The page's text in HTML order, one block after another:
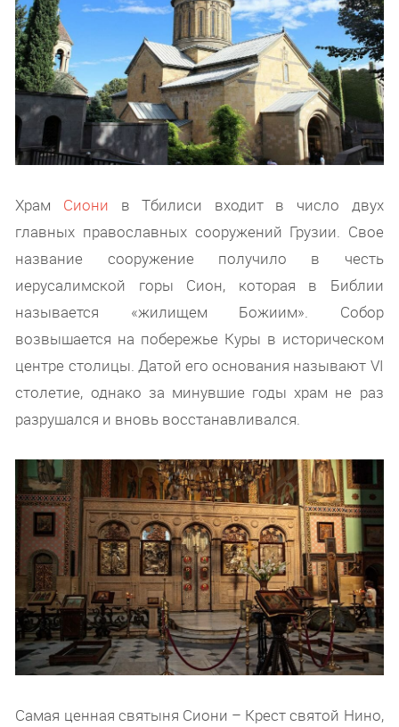
Храм Сиони в Тбилиси входит в число двух
главных православных сооружений Грузии. Свое
название сооружение получило в честь
иерусалимской горы Сион, которая в Библии
называется «жилищем Божиим». Собор
возвышается на побережье Куры в историческом
центре столицы. Датой его основания называют VI
столетие, однако за минувшие годы храм не раз
разрушался и вновь восстанавливался.
Самая ценная святыня Сиони – Крест святой Нино,